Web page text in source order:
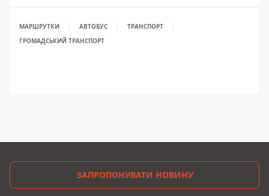
МАРШРУТКИ АВТОБУС
ТРАНСПОРТ
ГРОМАДСЬКИЙ ТРАНСПОРТ
ЗАПРОПОНУВАТИ НОВИНУ